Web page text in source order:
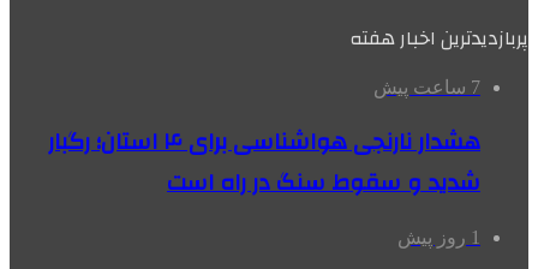
پربازدیدترین اخبار هفته
7 ساعت پیش
هشدار نارنجی هواشناسی برای ۴ استان؛ رگبار
شدید و سقوط سنگ در راه است
1 روز پیش